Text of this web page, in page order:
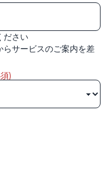
ださい
サービスのご案内を差
)